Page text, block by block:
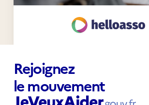
Rejoignez
le mouvement